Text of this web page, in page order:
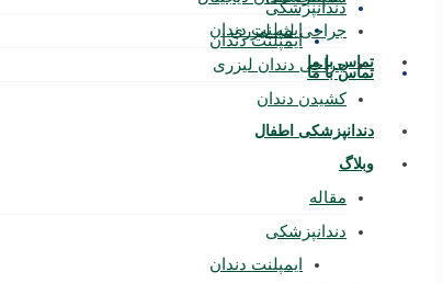
دندانپزشکی
ایمپلنت دندان
تماس با ما
ایمپلنت دندان
تماس با ما
جراحی لثه لیزری
جراحی دندان لیزری
کشیدن دندان
دندانپزشکی اطفال
وبلاگ
مقاله
دندانپزشکی
ایمپلنت دندان